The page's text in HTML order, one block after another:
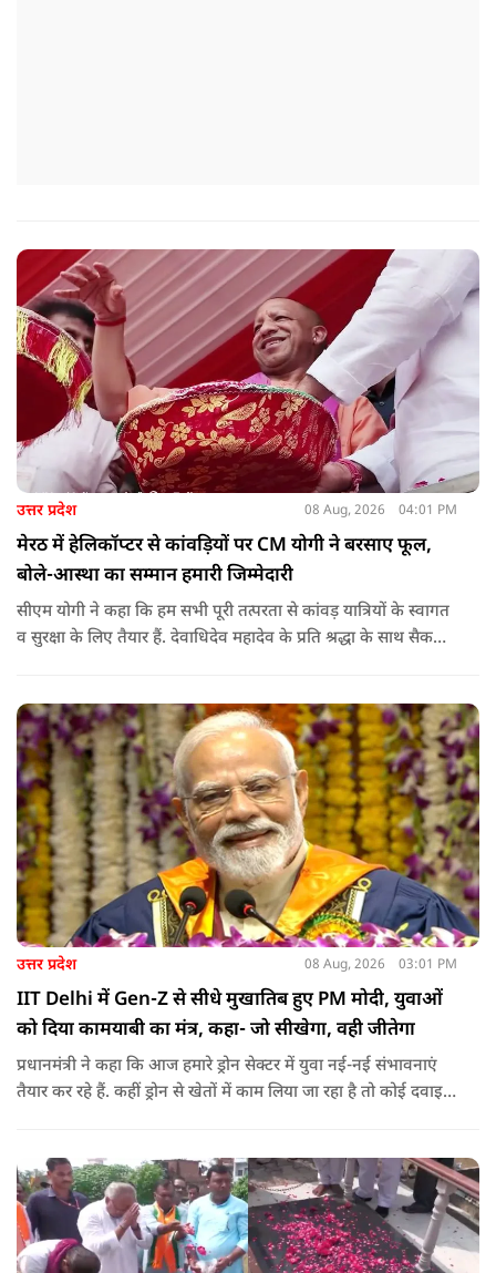
उत्तर प्रदेश 08 Aug, 2026 04:01 PM
मेरठ में हेलिकॉप्टर से कांवड़ियों पर CM योगी ने बरसाए फूल,
बोले-आस्था का सम्मान हमारी जिम्मेदारी
सीएम योगी ने कहा कि हम सभी पूरी तत्परता से कांवड़ यात्रियों के स्वागत
व सुरक्षा के लिए तैयार हैं. देवाधिदेव महादेव के प्रति श्रद्धा के साथ सैकड़ों
पात, क्षेत्र व प्रांत की सीमाओं से ऊपर उठकर उनकी हर श्वांस शिव के नाम
है.
उत्तर प्रदेश 08 Aug, 2026 03:01 PM
IIT Delhi में Gen-Z से सीधे मुखातिब हुए PM मोदी, युवाओं
को दिया कामयाबी का मंत्र, कहा- जो सीखेगा, वही जीतेगा
प्रधानमंत्री ने कहा कि आज हमारे ड्रोन सेक्टर में युवा नई-नई संभावनाएं
तैयार कर रहे हैं. कहीं ड्रोन से खेतों में काम लिया जा रहा है तो कोई दवाइयां